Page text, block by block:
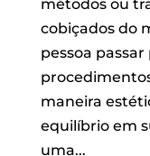
métodos ou
cobiçados do
pessoa
maneira
equilíbrio em
uma...